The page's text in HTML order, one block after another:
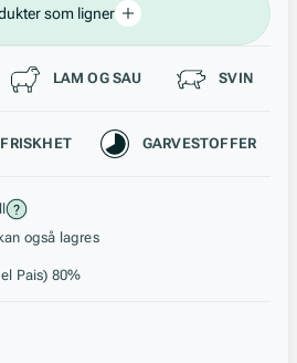
som ligner
LAM OG SAU SVIN
FRISKHET GARVESTOFFER
også lagres
Pais) 80%